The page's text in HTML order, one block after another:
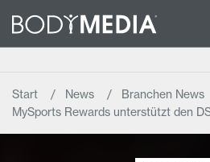
Start News
Branchen News
MySports Rewards unterstützt den